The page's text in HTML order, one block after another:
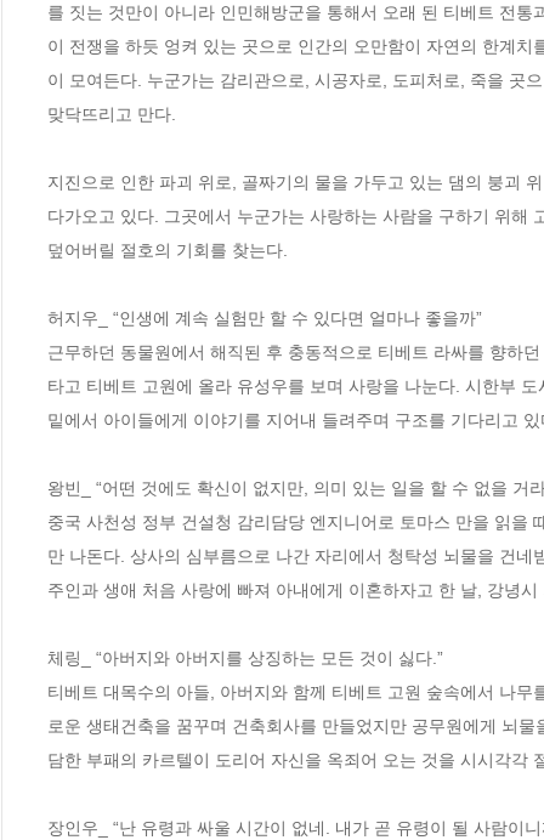
를 짓는 것만이 아니라 인민해방군을 통해서 오래 된 티베트 전
이 전쟁을 하듯 엉켜 있는 곳으로 인간의 오만함이 자연의 한계
이 모여든다. 누군가는 감리관으로, 시공자로, 도피처로, 죽을 곳
맞닥뜨리고 만다.
지진으로 인한 파괴 위로, 골짜기의 물을 가두고 있는 댐의 붕괴
다가오고 있다. 그곳에서 누군가는 사랑하는 사람을 구하기 위해
덮어버릴 절호의 기회를 찾는다.
허지우_ “인생에 계속 실험만 할 수 있다면 얼마나 좋을까”
근무하던 동물원에서 해직된 후 충동적으로 티베트 라싸를 향하
타고 티베트 고원에 올라 유성우를 보며 사랑을 나눈다. 시한부
밑에서 아이들에게 이야기를 지어내 들려주며 구조를 기다리고
왕빈_ “어떤 것에도 확신이 없지만, 의미 있는 일을 할 수 없을 거
중국 사천성 정부 건설청 감리담당 엔지니어로 토마스 만을 읽을
만 나돈다. 상사의 심부름으로 나간 자리에서 청탁성 뇌물을 건
주인과 생애 처음 사랑에 빠져 아내에게 이혼하자고 한 날, 강녕
체링_ “아버지와 아버지를 상징하는 모든 것이 싫다.”
티베트 대목수의 아들, 아버지와 함께 티베트 고원 숲속에서 나
로운 생태건축을 꿈꾸며 건축회사를 만들었지만 공무원에게 뇌
담한 부패의 카르텔이 도리어 자신을 옥죄어 오는 것을 시시각
장인우_ “난 유령과 싸울 시간이 없네. 내가 곧 유령이 될 사람이